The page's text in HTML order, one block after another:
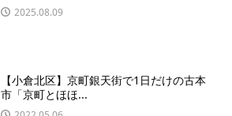
2025.08.09
【小倉北区】京町銀天街で1日だけの古本
市「京町とほほ...